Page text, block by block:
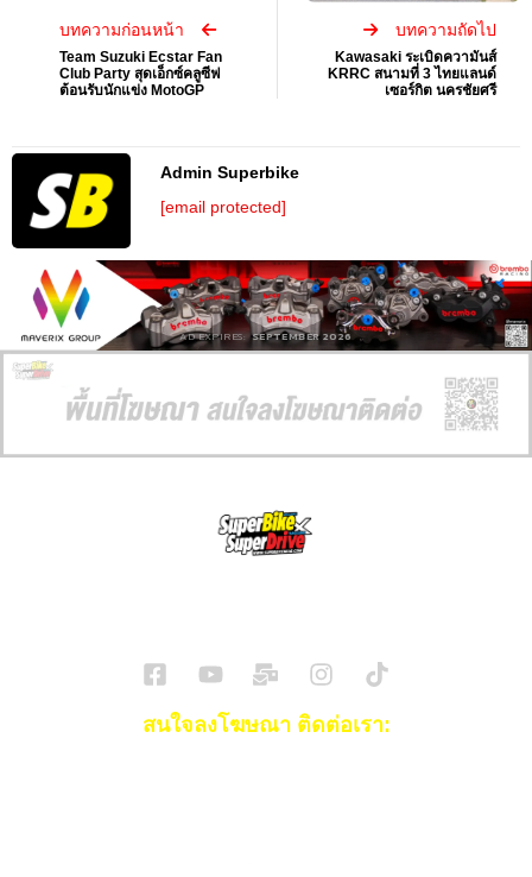
บทความก่อนหน้า
Team Suzuki Ecstar Fan
Club Party สุดเอ็กซ์คลูซีฟ
ต้อนรับนักแข่ง MotoGP
บทความถัดไป
Kawasaki ระเบิดความันส์
KRRC สนามที่ 3 ไทยแลนด์
เซอร์กิต นครชัยศรี
Admin Superbike
[email protected]
AD EXPIRES: SEPTEMBER 2026
สนใจลงโฆษณา ติดต่อเรา: